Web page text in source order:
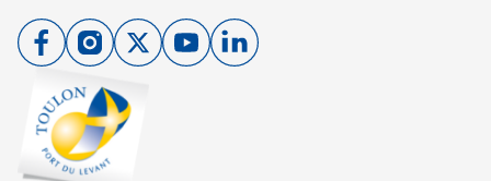
FacebookInstagram
X YoutubeLinkedin